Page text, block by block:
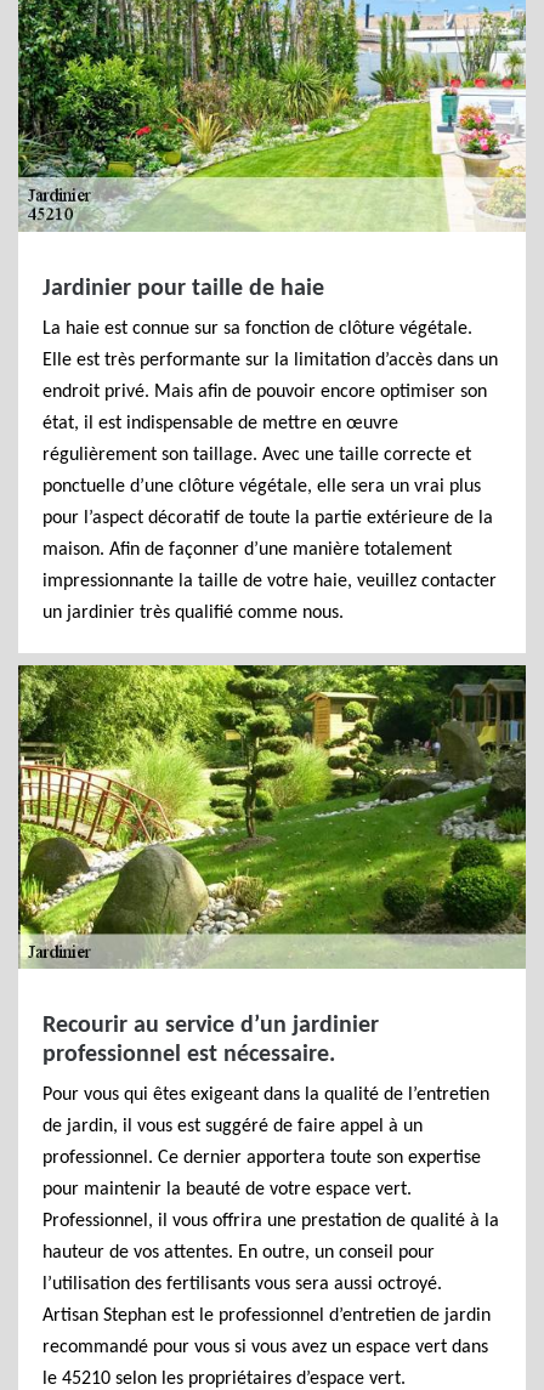
Jardinier pour taille de haie
La haie est connue sur sa fonction de clôture végétale.
Elle est très performante sur la limitation d’accès dans un
endroit privé. Mais afin de pouvoir encore optimiser son
état, il est indispensable de mettre en œuvre
régulièrement son taillage. Avec une taille correcte et
ponctuelle d’une clôture végétale, elle sera un vrai plus
pour l’aspect décoratif de toute la partie extérieure de la
maison. Afin de façonner d’une manière totalement
impressionnante la taille de votre haie, veuillez contacter
un jardinier très qualifié comme nous.
Recourir au service d’un jardinier
professionnel est nécessaire.
Pour vous qui êtes exigeant dans la qualité de l’entretien
de jardin, il vous est suggéré de faire appel à un
professionnel. Ce dernier apportera toute son expertise
pour maintenir la beauté de votre espace vert.
Professionnel, il vous offrira une prestation de qualité à la
hauteur de vos attentes. En outre, un conseil pour
l’utilisation des fertilisants vous sera aussi octroyé.
Artisan Stephan est le professionnel d’entretien de jardin
recommandé pour vous si vous avez un espace vert dans
le 45210 selon les propriétaires d’espace vert.